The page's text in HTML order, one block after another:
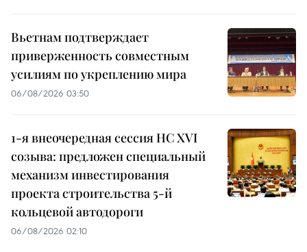
Вьетнам подтверждает
приверженность совместным
усилиям по укреплению мира
06/08/2026 03:50
1-я внеочередная сессия НС XVI
созыва: предложен специальный
механизм инвестирования
проекта строительства 5-й
кольцевой автодороги
06/08/2026 02:10